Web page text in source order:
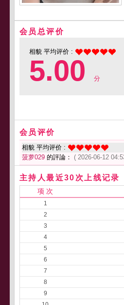
会员总评价
相貌 平均评价 :
5.00 分
会员评价
相貌 平均评价 :
菠萝029 的評論： ( 2026-06-12
主持人最近30次上线记录
项 次
1
2
3
4
5
6
7
8
9